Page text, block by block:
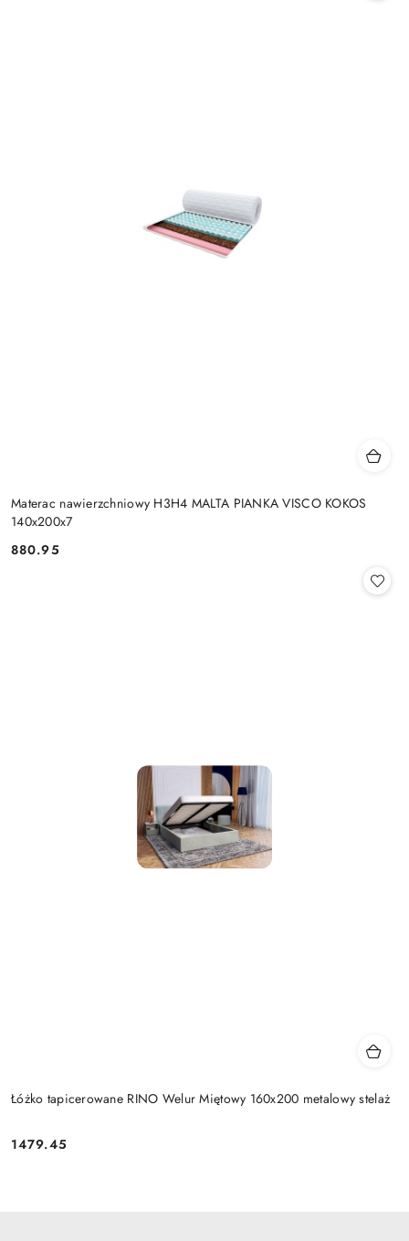
Materac nawierzchniowy H3H4 MALTA PIANKA VISCO KOKOS
140x200x7
Cena:
880.95
Łóżko tapicerowane RINO Welur Miętowy 160x200 metalowy stelaż
Cena:
1479.45